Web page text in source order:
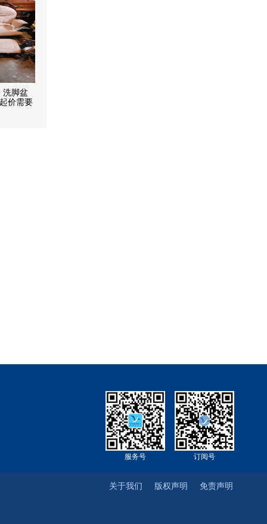
洗脚盆
价需要
订阅号
服务号
免责声明
版权声明
关于我们